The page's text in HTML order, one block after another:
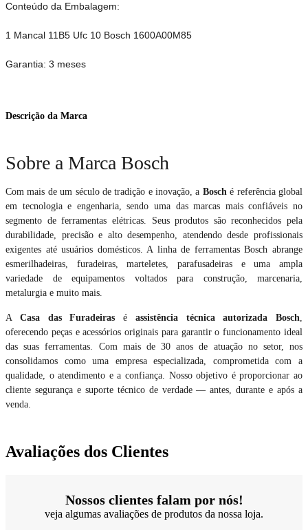
Conteúdo da Embalagem:
1 Mancal 11B5 Ufc 10 Bosch 1600A00M85
Garantia: 3 meses
Descrição da Marca
Sobre a Marca Bosch
Com mais de um século de tradição e inovação, a Bosché referência global
em tecnologia e engenharia, sendo uma das marcas mais confiáveis no
segmento de ferramentas elétricas. Seus produtos são reconhecidos pela
durabilidade, precisão e alto desempenho, atendendo desde profissionais
exigentes até usuários domésticos. A linha de ferramentas Bosch abrange
esmerilhadeiras, furadeiras, marteletes, parafusadeiras e uma ampla
variedade de equipamentos voltados para construção, marcenaria,
metalurgia e muito mais.
A Casa das Furadeiras é assistência técnica autorizada Bosch,
oferecendo peças e acessórios originais para garantir o funcionamento ideal
das suas ferramentas. Com mais de 30 anos de atuação no setor, nos
consolidamos como uma empresa especializada, comprometida com a
qualidade, o atendimento e a confiança. Nosso objetivo é proporcionar ao
cliente segurança e suporte técnico de verdade — antes, durante e após a
venda.
Avaliações dos Clientes
Nossos clientes falam por nós!
veja algumas avaliações de produtos da nossa loja.